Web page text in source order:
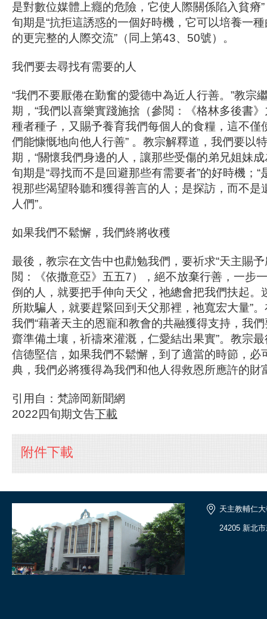
是對數位媒體上癮的危險，它使人際關係陷入貧瘠
旬期是“抗拒這誘惑的一個好時機，它可以培養一
的更完整的人際交流”（同上第43、50號）。
我們要去尋找有需要的人
“我們不要厭倦在勤奮的愛德中為近人行善。”教宗
期，“我們以喜樂實踐施捨（參閲：《格林多後書》
種者種子，又賜予養育我們每個人的食糧，這不僅
們能慷慨地向他人行善” 。教宗解釋道，我們要以
期，“關懷我們身邊的人，讓那些受傷的弟兄姐妹
旬期是“尋找而不是回避那些有需要者”的好時機；
視那些渴望聆聽和獲得善言的人；是探訪，而不是
人們”。
如果我們不鬆懈，我們終將收穫
最後，教宗在文告中也勸勉我們，要祈求“天主賜
閲：《依撒意亞》五五7），絕不放棄行善，一步
倒的人，就要把手伸向天父，祂總會把我們扶起。
所欺騙人，就要趕緊回到天父那裡，祂寬宏大量”
我們“藉著天主的恩寵和教會的共融獲得支持，我
齋準備土壤，祈禱來灌溉，仁愛結出果實”。教宗
信德堅信，如果我們不鬆懈，到了適當的時節，必
典，我們必將獲得為我們和他人得救恩所應許的財
引用自：梵諦岡新聞網
2022四旬期文告下載
附件下載
天主教輔仁
24205 新北